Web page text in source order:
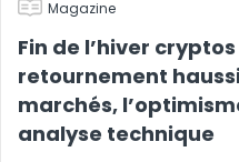
Magazine
Fin de l’hiver
retournement
marchés,
analyse technique